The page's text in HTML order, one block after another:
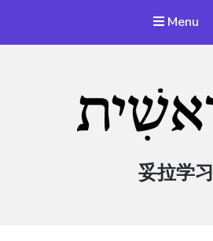
Menu
妥拉学习